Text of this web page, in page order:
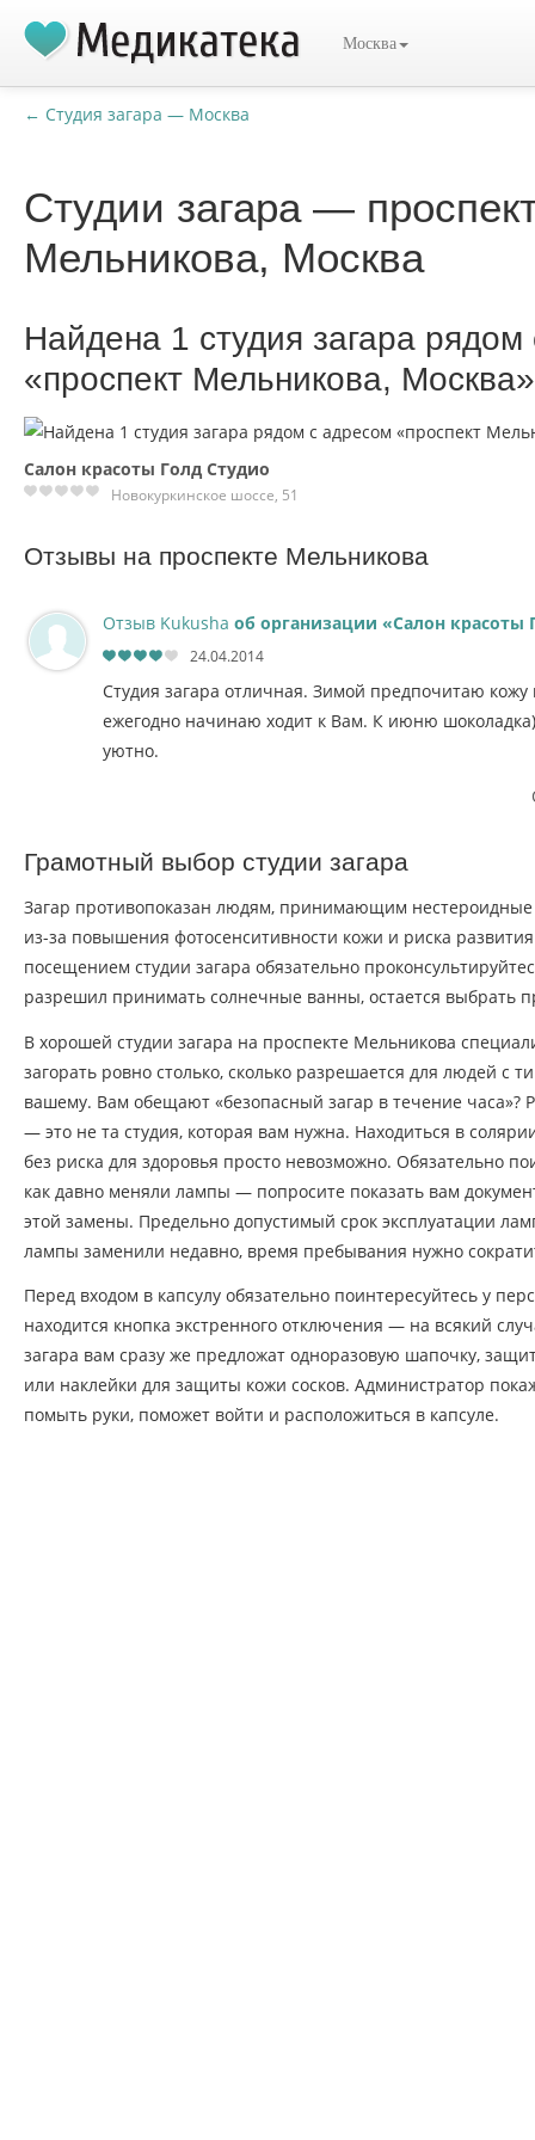
Москва
← Студия загара — Москва
Студии загара —
Мельникова, Москва
Найдена 1 студия загара
«проспект Мельникова, Москва»
Салон красоты Голд Студио
Новокуркинское шоссе, 51
Отзывы на проспекте Мельникова
Отзыв Kukusha об организации «Салон красоты
24.04.2014
Студия загара отличная. Зимой предпочитаю кожу
ежегодно начинаю ходит к Вам. К июню
уютно.
Грамотный выбор студии загара
Загар противопоказан людям, принимающим
из-за повышения фотосенситивности кожи и риска
посещением студии загара обязательно
разрешил принимать солнечные ванны, остается выбрать
В хорошей студии загара на проспекте Мельникова
загорать ровно столько, сколько разрешается для людей с
вашему. Вам обещают «безопасный загар в течение часа»?
— это не та студия, которая вам нужна. Находиться в
без риска для здоровья просто невозможно. Обязательно
как давно меняли лампы — попросите показать вам
этой замены. Предельно допустимый срок эксплуатации
лампы заменили недавно, время пребывания нужно
Перед входом в капсулу обязательно поинтересуйтесь у
находится кнопка экстренного отключения — на всякий
загара вам сразу же предложат одноразовую шапочку,
или наклейки для защиты кожи сосков. Администратор
помыть руки, поможет войти и расположиться в капсуле.